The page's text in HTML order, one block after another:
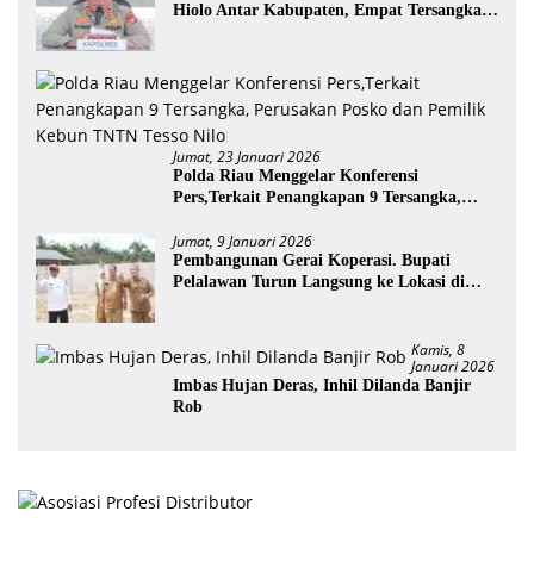
Hiolo Antar Kabupaten, Empat Tersangka
Jumat, 23 Januari 2026
Polda Riau Menggelar Konferensi
Pers,Terkait Penangkapan 9 Tersangka,
Tesso Nilo
Jumat, 9 Januari 2026
Pembangunan Gerai Koperasi. Bupati
Pelalawan Turun Langsung ke Lokasi di
Kamis, 8
Januari 2026
Imbas Hujan Deras, Inhil Dilanda Banjir
Rob